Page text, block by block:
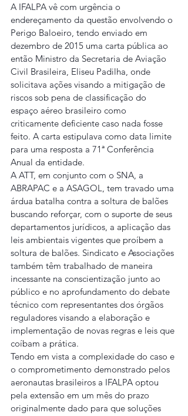
A IFALPA vê com urgência o
endereçamento da questão envolvendo o
Perigo Baloeiro, tendo enviado em
dezembro de 2015 uma carta pública ao
então Ministro da Secretaria de Aviação
Civil Brasileira, Eliseu Padilha, onde
solicitava ações visando a mitigação de
riscos sob pena de classificação do
espaço aéreo brasileiro como
criticamente deficiente caso nada fosse
feito. A carta estipulava como data limite
para uma resposta a 71ª Conferência
Anual da entidade.
A ATT, em conjunto com o SNA, a
ABRAPAC e a ASAGOL, tem travado uma
árdua batalha contra a soltura de balões
buscando reforçar, com o suporte de seus
departamentos jurídicos, a aplicação das
leis ambientais vigentes que proíbem a
soltura de balões. Sindicato e Associações
também têm trabalhado de maneira
incessante na conscientização junto ao
público e no aprofundamento do debate
técnico com representantes dos órgãos
reguladores visando a elaboração e
implementação de novas regras e leis que
coíbam a prática.
Tendo em vista a complexidade do caso e
o comprometimento demonstrado pelos
aeronautas brasileiros a IFALPA optou
pela extensão em um mês do prazo
originalmente dado para que soluções